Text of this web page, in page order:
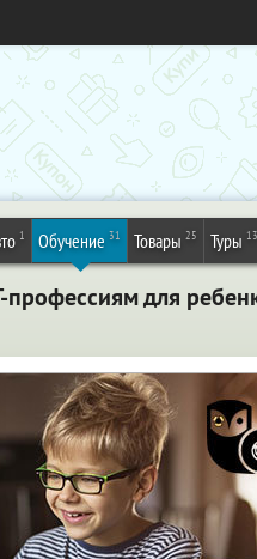
1 Обучение 31 Товары 25 Туры 13
для